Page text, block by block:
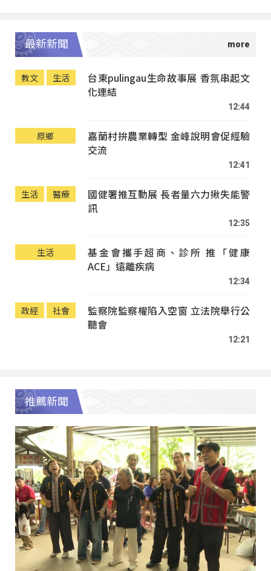
最新新聞
教文 生活
台東pulingau生命故事展 香氛串起文
化連結
12:44
原鄉
嘉蘭村拚農業轉型 金峰說明會促經驗
交流
12:41
生活 醫療
國健署推互動展 長者量六力揪失能警
訊
12:35
生活
基金會攜手超商、診所 推「健康
ACE」遠離疾病
12:34
政經 社會
監察院監察權陷入空窗 立法院舉行公
聽會
12:21
推薦新聞